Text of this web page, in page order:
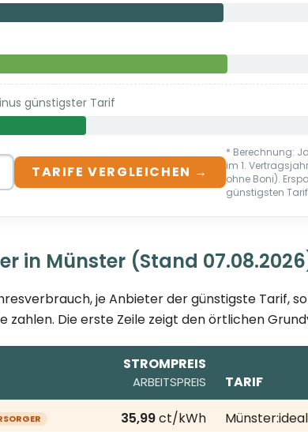
günstigster Tarif
TARIFE VERGLEICHEN →
* Berechnung:
im 1.
ohne Boni).
günstigsten
in Münster (Stand
je Anbieter der günstigste Tarif,
zahlen. Die erste Zeile zeigt den örtlichen
je Anbieter der günstigste Tarif bei
STROMPREIS
ARBEITSPREIS TARIF
35,99ct/kWh Münster:ideal